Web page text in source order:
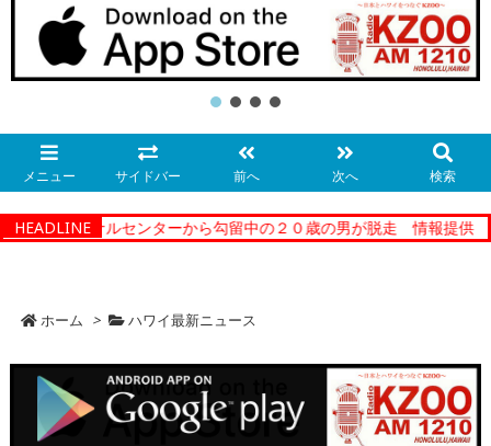
メニュー サイドバー 前へ 次へ 検索
HEADLINE
レクショナルセンターから勾留中の２０歳の男が脱走 情報提供
ホーム > ハワイ最新ニュース